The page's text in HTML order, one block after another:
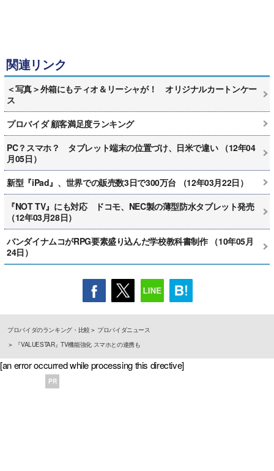
関連リンク
＜写真＞外箱にもティオ＆リーシャが！ オリジナルカートンケー
ス
プロバイダ 顧客満足度ランキング
PC？スマホ？ タブレット端末の位置づけ、日米で違い （12年04
月05日）
新型『iPad』、世界での販売数3日で300万台 （12年03月22日）
『NOT TV』にも対応 ドコモ、NEC製の薄型防水タブレット発売
（12年03月28日）
バンダイナムコがRPG要素盛り込んだ学校教科書制作 （10年05月
24日）
プロバイダのランキング・比較
プロバイダニュース
『VALUESTAR』TV機能強化 スマホとの連携も
[an error occurred while processing this directive]
PR